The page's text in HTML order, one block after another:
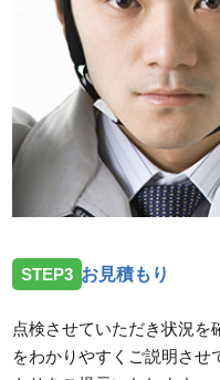
STEP3 お見積もり
点検させていただき状況を
をわかりやすくご説明さ